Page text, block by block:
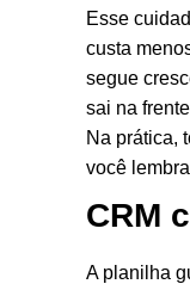
Esse
custa
segue
sai na
Na prática,
você
CRM
A planilha